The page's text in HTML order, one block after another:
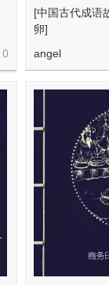
0
[中国古代成语
卵]
angel